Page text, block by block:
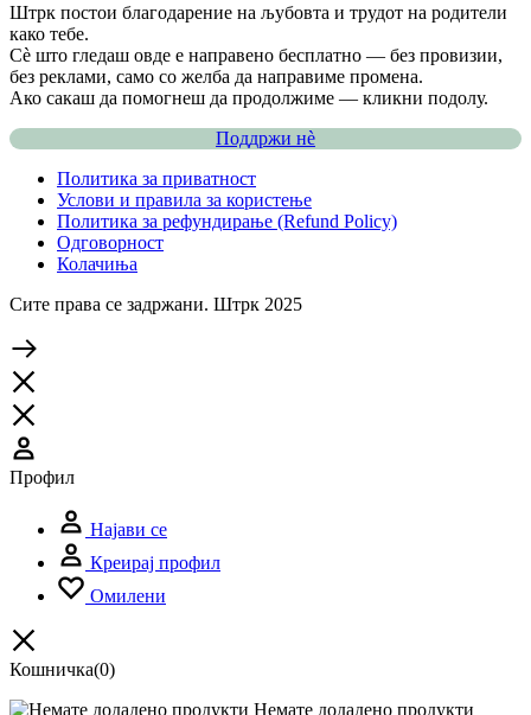
Штрк постои благодарение на љубовта и трудот на родители
како тебе.
Сè што гледаш овде е направено бесплатно — без провизии,
без реклами, само со желба да направиме промена.
Ако сакаш да помогнеш да продолжиме — кликни подолу.
Поддржи нѐ
Политика за приватност
Услови и правила за користење
Политика за рефундирање (Refund Policy)
Одговорност
Колачиња
Сите права се задржани. Штрк 2025
Профил
Најави се
Креирај профил
Омилени
Кошничка(0)
Немате додадено продукти